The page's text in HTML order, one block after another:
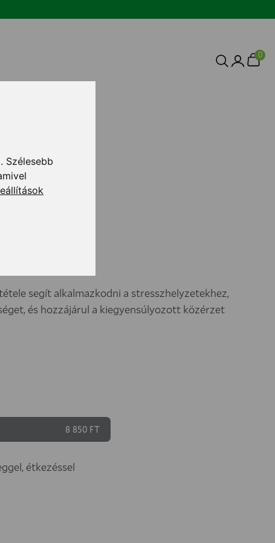
Szélesebb
0
segít alkalmazkodni a stresszhelyzetekhez,
és hozzájárul a kiegyensúlyozott közérzet
8 850 FT
étkezéssel